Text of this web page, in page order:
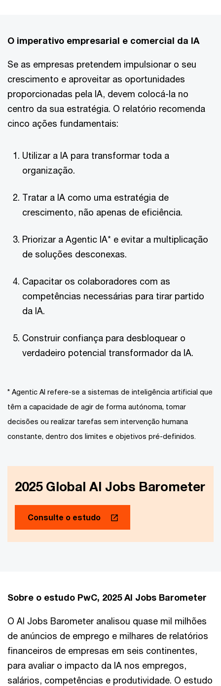
O imperativo empresarial e comercial da IA
Se as empresas pretendem impulsionar o seu
crescimento e aproveitar as oportunidades
proporcionadas pela IA, devem colocá-la no
centro da sua estratégia. O relatório recomenda
cinco ações fundamentais:
Utilizar a IA para transformar toda a
organização.
Tratar a IA como uma estratégia de
crescimento, não apenas de eficiência.
Priorizar a Agentic IA* e evitar a multiplicação
de soluções desconexas.
Capacitar os colaboradores com as
competências necessárias para tirar partido
da IA.
Construir confiança para desbloquear o
verdadeiro potencial transformador da IA.
* Agentic AI refere-se a sistemas de inteligência artificial que
têm a capacidade de agir de forma autónoma, tomar
decisões ou realizar tarefas sem intervenção humana
constante, dentro dos limites e objetivos pré-definidos.
2025 Global AI Jobs Barometer
Consulte o estudo
Sobre o estudo PwC, 2025 AI Jobs Barometer
O AI Jobs Barometer analisou quase mil milhões
de anúncios de emprego e milhares de relatórios
financeiros de empresas em seis continentes,
para avaliar o impacto da IA nos empregos,
salários, competências e produtividade. O estudo